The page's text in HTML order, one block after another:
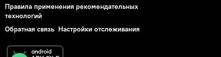
Правила применения рекомендательных
технологий
Обратная связь Настройки отслеживания